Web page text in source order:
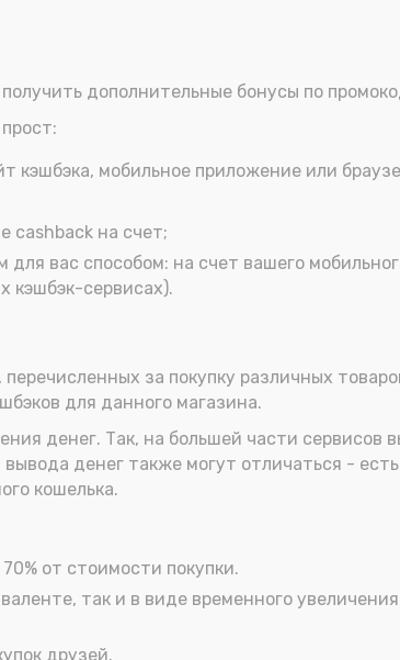
дополнительные бонусы по
кэшбэка, мобильное приложение или
cashback на счет;
вас способом: на счет вашего
кэшбэк-сервисах).
за покупку различных
для данного магазина.
денег. Так, на большей части сервисов
денег также могут отличаться -
кошелька.
от стоимости покупки.
так и в виде временного
друзей.